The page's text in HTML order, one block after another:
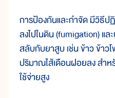
การป้องกันและกำจัด มีวิธี
ลงไปในดิน (fumigation) แ
สลับกับยาสูบ เช่น ข้าว ข้าว
ปริมาณไส้เดือนฝอยลง สำห
ใช้จ่ายสูง